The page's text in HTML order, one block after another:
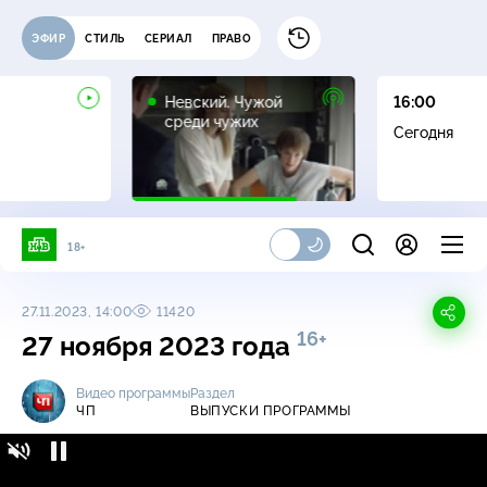
ЭФИР СТИЛЬ СЕРИАЛ ПРАВО
Невский. Чужой
среди чужих
16+
16:00
Сегодня
18+
27.11.2023, 14:00 11420
27 ноября 2023 года 16+
Видео программы
ЧП
Раздел
ВЫПУСКИ ПРОГРАММЫ